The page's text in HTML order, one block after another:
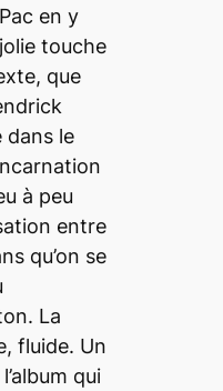
en y
touche
que
dans le
à peu
entre
qu’on se
La
fluide. Un
qui